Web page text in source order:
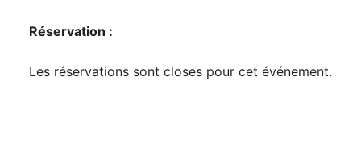
Réservation :
Les réservations sont closes pour cet événement.